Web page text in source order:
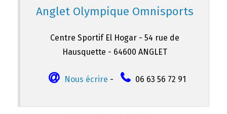
Anglet Olympique Omnisports
Centre Sportif El Hogar - 54 rue de
Hausquette - 64600 ANGLET
Nous écrire - 06 63 56 72 91